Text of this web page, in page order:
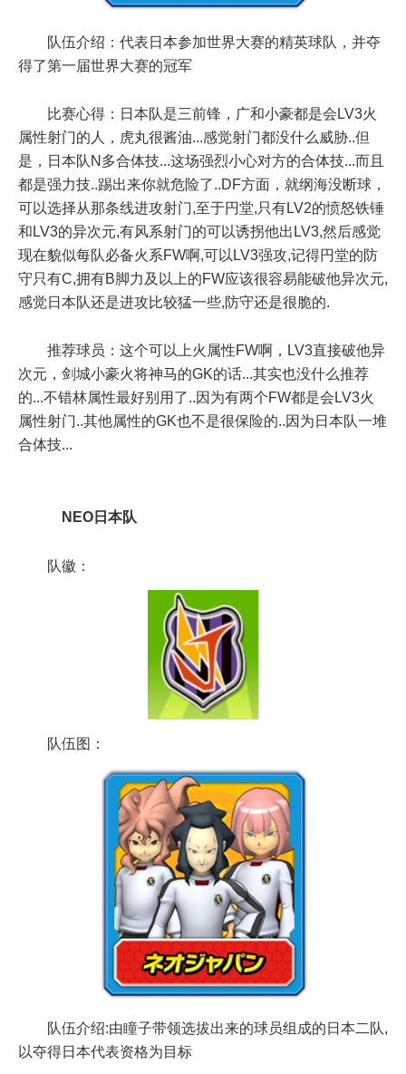
队伍介绍：代表日本参加世界大赛的精英球队，并夺
得了第一届世界大赛的冠军
比赛心得：日本队是三前锋，广和小豪都是会LV3火
属性射门的人，虎丸很酱油...感觉射门都没什么威胁..但
是，日本队N多合体技...这场强烈小心对方的合体技...而且
都是强力技..踢出来你就危险了..DF方面，就纲海没断球，
可以选择从那条线进攻射门,至于円堂,只有LV2的愤怒铁锤
和LV3的异次元,有风系射门的可以诱拐他出LV3,然后感觉
现在貌似每队必备火系FW啊,可以LV3强攻,记得円堂的防
守只有C,拥有B脚力及以上的FW应该很容易能破他异次元,
感觉日本队还是进攻比较猛一些,防守还是很脆的.
推荐球员：这个可以上火属性FW啊，LV3直接破他异
次元，剑城小豪火将神马的GK的话...其实也没什么推荐
的...不错林属性最好别用了..因为有两个FW都是会LV3火
属性射门..其他属性的GK也不是很保险的..因为日本队一堆
合体技...
NEO日本队
队徽：
队伍图：
队伍介绍:由瞳子带领选拔出来的球员组成的日本二队,
以夺得日本代表资格为目标